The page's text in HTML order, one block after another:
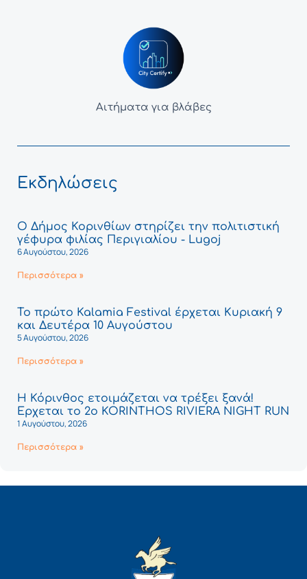
Αιτήματα για βλάβες
Εκδηλώσεις
Ο Δήμος Κορινθίων στηρίζει την πολιτιστική
γέφυρα φιλίας Περιγιαλίου - Lugoj
6 Αυγούστου, 2026
Περισσότερα »
Το πρώτο Kalamia Festival έρχεται Κυριακή 9
και Δευτέρα 10 Αυγούστου
5 Αυγούστου, 2026
Περισσότερα »
Η Κόρινθος ετοιμάζεται να τρέξει ξανά!
Έρχεται το 2ο KORINTHOS RIVIERA NIGHT RUN
1 Αυγούστου, 2026
Περισσότερα »